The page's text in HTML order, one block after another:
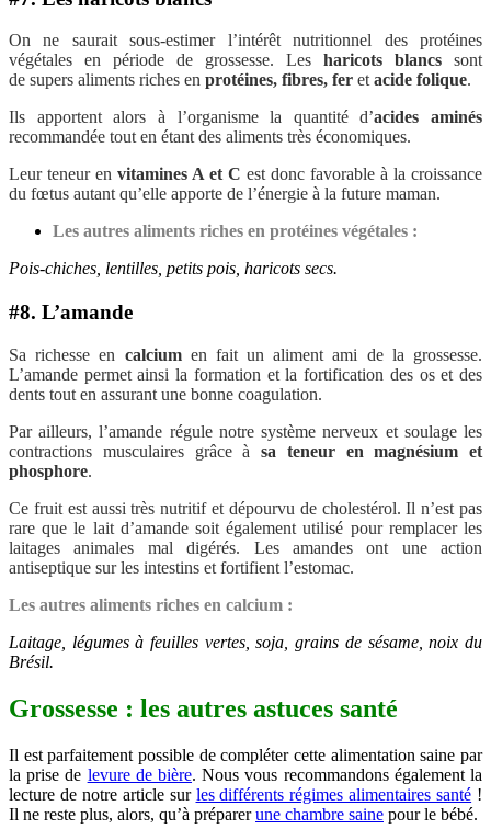
On ne saurait sous-estimer l’intérêt nutritionnel des protéines
végétales en période de grossesse. Les haricots blancs sont
de supers aliments riches en protéines, fibres, fer etacide folique.
Ils apportent alors à l’organisme la quantité d’acides aminés
recommandée tout en étant des aliments très économiques.
Leur teneur en vitamines A et C est donc favorable à la croissance
du fœtus autant qu’elle apporte de l’énergie à la future maman.
Les autres aliments riches en protéines végétales :
Pois-chiches, lentilles, petits pois, haricots secs.
#8. L’amande
Sa richesse en calciumen fait un aliment ami de la grossesse.
L’amande permet ainsi la formation et la fortification des os et des
dents tout en assurant une bonne coagulation.
Par ailleurs, l’amande régule notre système nerveux et soulage les
contractions musculaires grâce à sa teneur en magnésium et
phosphore.
Ce fruit est aussi très nutritif et dépourvu de cholestérol. Il n’est pas
rare que le lait d’amande soit également utilisé pour remplacer les
laitages animales mal digérés. Les amandes
ont une action
antiseptique sur les intestins et fortifient l’estomac.
Les autres aliments riches en calcium :
Laitage, légumes à feuilles vertes, soja, grains de sésame, noix du
Brésil.
Grossesse : les autres astuces santé
Il est parfaitement possible de compléter cette alimentation saine par
la prise de levure de bière. Nous vous recommandons également la
lecture de notre article sur les différents régimes alimentaires santé !
Il ne reste plus, alors, qu’à préparerune chambre saine pour le bébé.